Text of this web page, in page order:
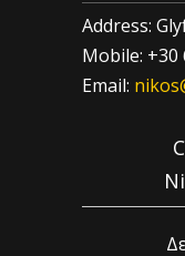
Address:
Mobile: +30
Email: